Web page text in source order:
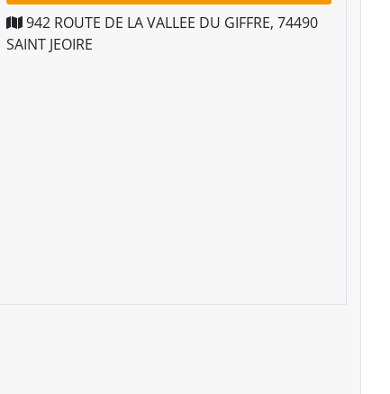
942 ROUTE DE LA VALLEE DU GIFFRE,74490
SAINT JEOIRE